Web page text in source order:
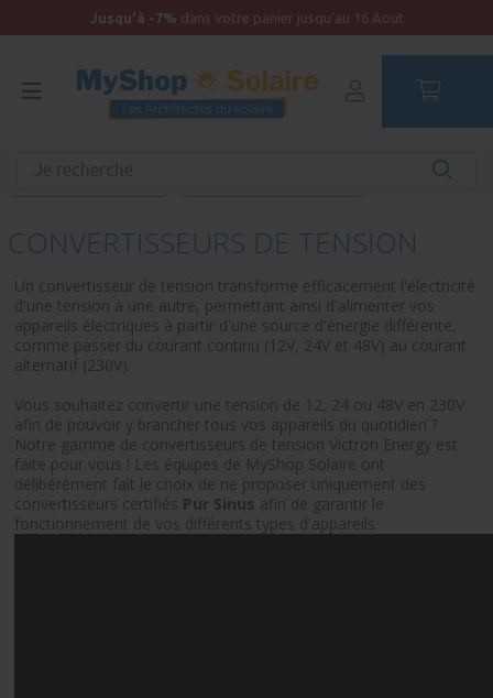
Jusqu'à -7% dans votre panier jusqu'au 16 Aout
CONVERTISSEURS DE TENSION
Un convertisseur de tension transforme efficacement l'électricité
d'une tension à une autre, permettant ainsi d'alimenter vos
appareils électriques à partir d'une source d'énergie différente,
comme passer du courant continu (12V, 24V et 48V) au courant
alternatif (230V).
Vous souhaitez convertir une tension de 12, 24 ou 48V en 230V
afin de pouvoir y brancher tous vos appareils du quotidien ?
Notre gamme de convertisseurs de tension Victron Energy est
faite pour vous ! Les équipes de MyShop Solaire ont
délibérément fait le choix de ne proposer uniquement des
convertisseurs certifiés Pur Sinus afin de garantir le
fonctionnement de vos différents types d'appareils.